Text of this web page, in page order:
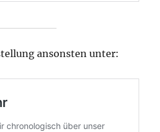
ansonsten unter: